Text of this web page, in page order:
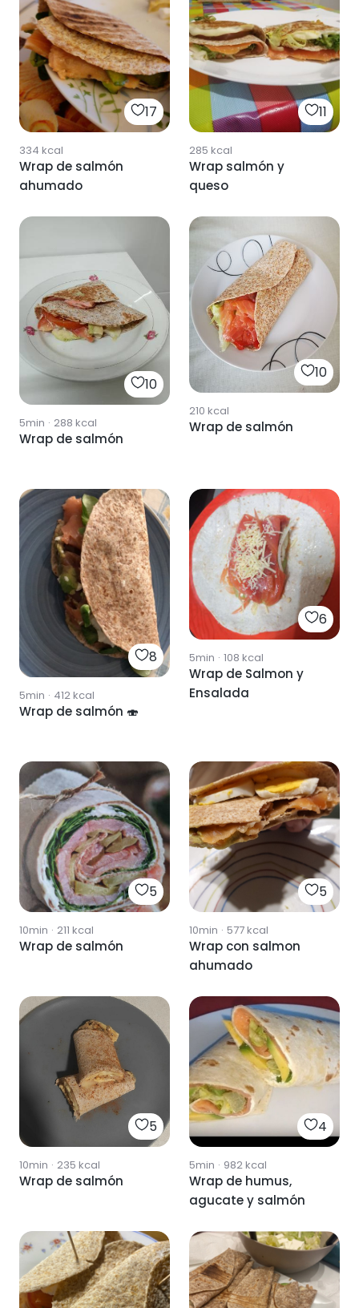
17
334 kcal
Wrap de salmón
ahumado
11
285 kcal
Wrap salmón y
queso
10
5min · 288 kcal
Wrap de salmón
10
210 kcal
Wrap de salmón
8
5min · 412kcal
Wrap de salmón 🍣
6
5min · 108 kcal
Wrap de Salmon y
Ensalada
5
10min · 211 kcal
Wrap de salmón
5
10min · 577kcal
Wrap con salmon
ahumado
5
10min · 235 kcal
Wrap de salmón
4
5min · 982kcal
Wrap de humus,
agucate y salmón